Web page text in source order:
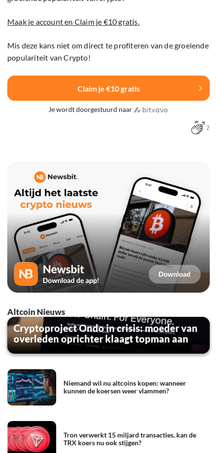
Maak je account en Claim je €10 gratis.
Mis deze kans niet om direct te profiteren van de groeiende
populariteit van Crypto!
Claim je €10 gratis
Je wordt doorgestuurd naar
2
Altcoin Nieuws
Cryptoproject Ondo in crisis: moeder van
overleden oprichter klaagt topman aan
Niemand wil nu altcoins kopen: wanneer
kunnen de koersen weer vlammen?
Tron verwerkt 15 miljard transacties, kan de
TRX koers nu ook stijgen?